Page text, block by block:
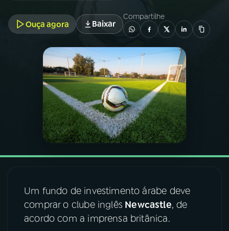
A RÁDIO
PROGRAMAÇÃO
PROGRAMAS
PODCASTS
06VIDEOCASTS
07 ÚLTIMAS
08 FESTIVAL DE MÚSICA
Ouça agora Baixar
Compartilhe
Um fundo de investimento árabe deve
comprar o clube inglês Newcastle, de
acordo com a imprensa britânica.